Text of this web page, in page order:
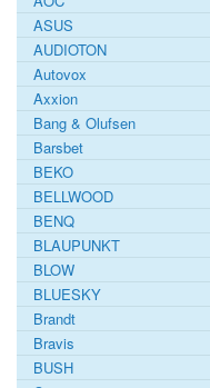
ASUS
AUDIOTON
Autovox
Axxion
Bang & Olufsen
Barsbet
BEKO
BELLWOOD
BENQ
BLAUPUNKT
BLOW
BLUESKY
Brandt
Bravis
BUSH